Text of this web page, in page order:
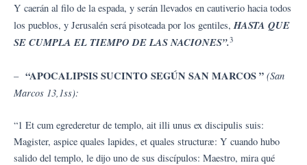
Y caerán al filo de la espada, y serán llevados en cautiverio hacia todos
los pueblos, y Jerusalén será pisoteada por los gentiles,HASTA QUE
SE CUMPLA EL TIEMPO DE LAS NACIONES”.3
– “APOCALIPSIS SUCINTO SEGÚN SAN MARCOS ” (San
Marcos 13,1ss):
“1 Et cum egrederetur de templo, ait illi unus ex discipulis suis:
Magister, aspice quales lapides, et quales structuræ: Y cuando hubo
salido del templo, le dijo uno de sus discípulos: Maestro, mira qué